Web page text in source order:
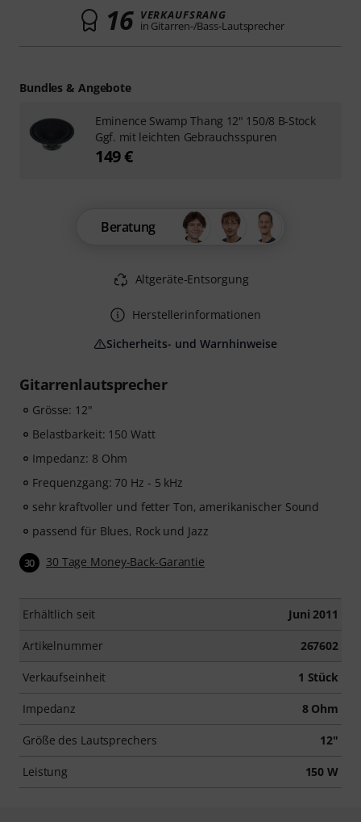
Gitarrenlautsprecher
Grösse: 12"
Belastbarkeit: 150 Watt
Impedanz: 8 Ohm
Frequenzgang: 70 Hz - 5 kHz
sehr kraftvoller und fetter Ton, amerikanischer Sound
passend für Blues, Rock und Jazz
30 30 Tage Money-Back-Garantie
Erhältlich seit Juni 2011
Artikelnummer 267602
Verkaufseinheit 1 Stück
Impedanz 8 Ohm
Größe des Lautsprechers 12"
Leistung 150 W
16 VERKAUFSRANG
in Gitarren-/Bass-Lautsprecher
Beratung
Altgeräte-Entsorgung
Herstellerinformationen
Sicherheits- und Warnhinweise
Bundles & Angebote
Eminence Swamp Thang 12" 150/8 B-Stock
Ggf. mit leichten Gebrauchsspuren
149 €